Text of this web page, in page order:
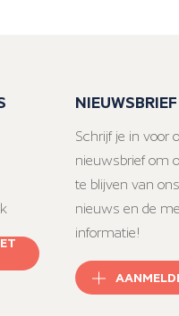
NIEUWSBRIEF
Schrijf je in voor
nieuwsbrief om
te blijven van
nieuws en de
informatie!